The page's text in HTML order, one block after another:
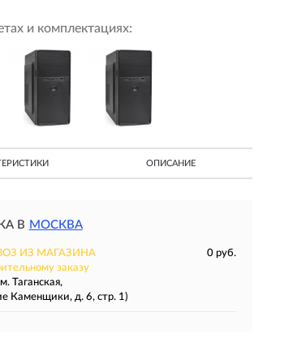
и комплектациях:
ОПИСАНИЕ
В МОСКВА
ИЗ МАГАЗИНА
0 руб.
заказу
Таганская,
Каменщики, д. 6, стр. 1)